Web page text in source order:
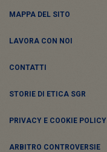
MAPPA DEL SITO
LAVORA CON NOI
CONTATTI
STORIE DI ETICA SGR
PRIVACY E COOKIE POLICY
ARBITRO CONTROVERSIE